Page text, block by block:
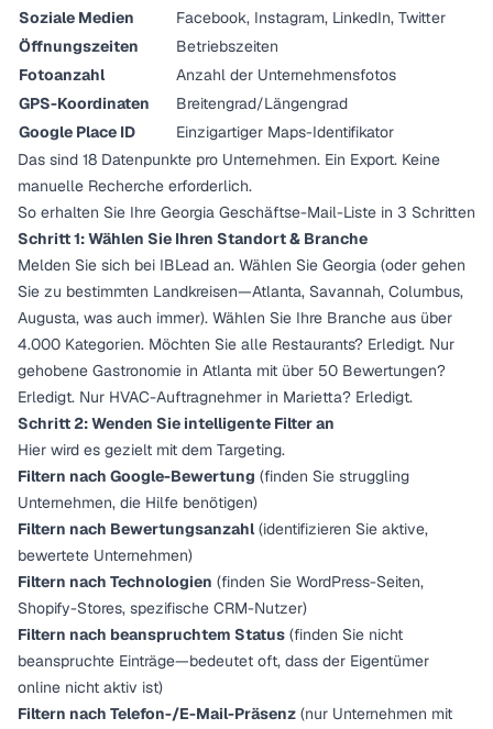
Soziale Medien
Facebook, Instagram, LinkedIn, Twitter
Öffnungszeiten
Betriebszeiten
Fotoanzahl
Anzahl der Unternehmensfotos
GPS-Koordinaten
Breitengrad/Längengrad
Google Place ID
Einzigartiger Maps-Identifikator
Das sind 18 Datenpunkte pro Unternehmen. Ein Export. Keine
manuelle Recherche erforderlich.
So erhalten Sie Ihre Georgia Geschäftse-Mail-Liste in 3 Schritten
Schritt 1: Wählen Sie Ihren Standort & Branche
Melden Sie sich bei IBLead an. Wählen Sie Georgia (oder gehen
Sie zu bestimmten Landkreisen—Atlanta, Savannah, Columbus,
Augusta, was auch immer). Wählen Sie Ihre Branche aus über
4.000 Kategorien. Möchten Sie alle Restaurants? Erledigt. Nur
gehobene Gastronomie in Atlanta mit über 50 Bewertungen?
Erledigt. Nur HVAC-Auftragnehmer in Marietta? Erledigt.
Schritt 2: Wenden Sie intelligente Filter an
Hier wird es gezielt mit dem Targeting.
Filtern nach Google-Bewertung (finden Sie struggling
Unternehmen, die Hilfe benötigen)
Filtern nach Bewertungsanzahl(identifizieren Sie aktive,
bewertete Unternehmen)
Filtern nach Technologien (finden Sie WordPress-Seiten,
Shopify-Stores, spezifische CRM-Nutzer)
Filtern nach beanspruchtem Status (finden Sie nicht
beanspruchte Einträge—bedeutet oft, dass der Eigentümer
online nicht aktiv ist)
Filtern nach Telefon-/E-Mail-Präsenz (nur Unternehmen mit